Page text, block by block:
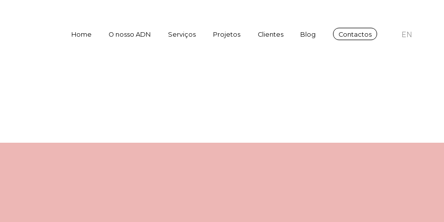
Home O nosso ADN Serviços Projetos Clientes Blog Contactos EN